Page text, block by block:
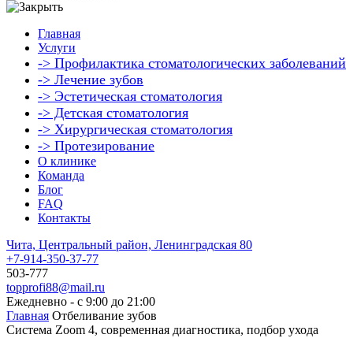
Главная
Услуги
-> Профилактика стоматологических заболеваний
-> Лечение зубов
-> Эстетическая стоматология
-> Детская стоматология
-> Хирургическая стоматология
-> Протезирование
О клинике
Команда
Блог
FAQ
Контакты
Чита, Центральный район, Ленинградская 80
+7-914-350-37-77
503-777
topprofi88@mail.ru
Ежедневно - с 9:00 до 21:00
Главная Отбеливание зубов
Система Zoom 4, современная диагностика, подбор ухода